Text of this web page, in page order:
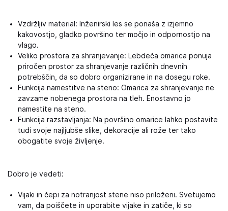
Vzdržljiv material: Inženirski les se ponaša z izjemno
kakovostjo, gladko površino ter močjo in odpornostjo na
vlago.
Veliko prostora za shranjevanje: Lebdeča omarica ponuja
priročen prostor za shranjevanje različnih dnevnih
potrebščin, da so dobro organizirane in na dosegu roke.
Funkcija namestitve na steno: Omarica za shranjevanje ne
zavzame nobenega prostora na tleh. Enostavno jo
namestite na steno.
Funkcija razstavljanja: Na površino omarice lahko postavite
tudi svoje najljubše slike, dekoracije ali rože ter tako
obogatite svoje življenje.
Dobro je vedeti:
Vijaki in čepi za notranjost stene niso priloženi. Svetujemo
vam, da poiščete in uporabite vijake in zatiče, ki so